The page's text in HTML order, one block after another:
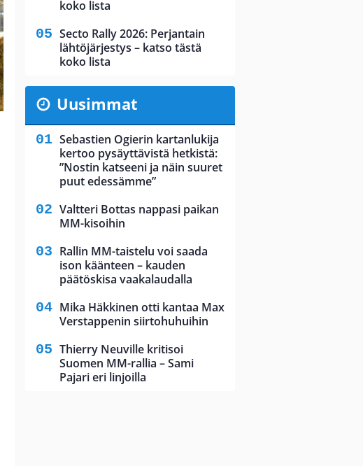
koko lista
Secto Rally 2026: Perjantain
lähtöjärjestys – katso tästä
koko lista
Uusimmat
Sebastien Ogierin kartanlukija
kertoo pysäyttävistä hetkistä:
”Nostin katseeni ja näin suuret
puut edessämme”
Valtteri Bottas nappasi paikan
MM-kisoihin
Rallin MM-taistelu voi saada
ison käänteen – kauden
päätöskisa vaakalaudalla
Mika Häkkinen otti kantaa Max
Verstappenin siirtohuhuihin
Thierry Neuville kritisoi
Suomen MM-rallia – Sami
Pajari eri linjoilla